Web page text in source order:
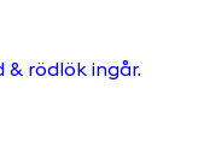
& rödlök ingår.